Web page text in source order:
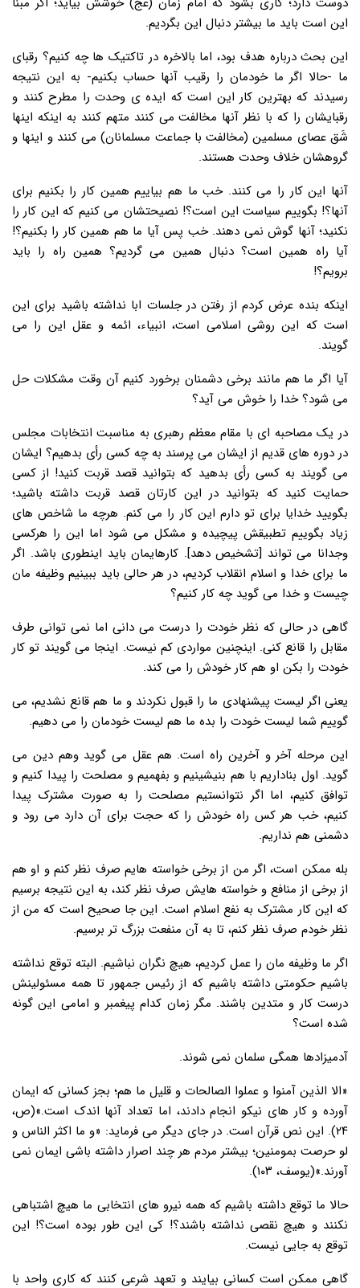
این است باید ما بیشتر دنبال این بگردیم.
این بحث درباره هدف بود، اما بالاخره در تاکتیک ها چه کنیم؟ رقبای
ما -حالا اگر ما خودمان را رقیب آنها حساب بکنیم- به این نتیجه
رسیدند که بهترین کار این است که ایده ی وحدت را مطرح کنند و
رقبایشان را که با نظر آنها مخالفت می کنند متهم کنند به اینکه اینها
شَق عصای مسلمین (مخالفت با جماعت مسلمانان) می کنند و اینها و
گروهشان خلاف وحدت هستند.
آنها این کار را می کنند. خب ما هم بیاییم همین کار را بکنیم برای
آنها؟! بگوییم سیاست این است؟! نصیحتشان می کنیم که این کار را
نکنید؛ آنها گوش نمی دهند. خب پس آیا ما هم همین کار را بکنیم؟!
آیا راه همین است؟ دنبال همین می گردیم؟ همین راه را باید
برویم؟!
اینکه بنده عرض کردم از رفتن در جلسات ابا نداشته باشید برای این
است که این روشی اسلامی است، انبیاء، ائمه و عقل این را می
گویند.
آیا اگر ما هم مانند برخی دشمنان برخورد کنیم آن وقت مشکلات حل
می شود؟ خدا را خوش می آید؟
در یک مصاحبه ای با مقام معظم رهبری به مناسبت انتخابات مجلس
در دوره های قدیم از ایشان می پرسند به چه کسی رأی بدهیم؟ ایشان
می گویند به کسی رأی بدهید که بتوانید قصد قربت کنید! از کسی
حمایت کنید که بتوانید در این کارتان قصد قربت داشته باشید؛
بگویید خدایا برای تو دارم این کار را می کنم. هرچه ما شاخص های
زیاد بگوییم تطبیقش پیچیده و مشکل می شود اما این را هرکسی
وجدانا می تواند [تشخیص دهد]. کارهایمان باید اینطوری باشد. اگر
ما برای خدا و اسلام انقلاب کردیم، در هر حالی باید ببینیم وظیفه مان
چیست و خدا می گوید چه کار کنیم؟
گاهی در حالی که نظر خودت را درست می دانی اما نمی توانی طرف
مقابل را قانع کنی. اینچنین مواردی کم نیست. اینجا می گویند تو کار
خودت را بکن او هم کار خودش را می کند.
یعنی اگر لیست پیشنهادی ما را قبول نکردند و ما هم قانع نشدیم، می
گوییم شما لیست خودت را بده ما هم لیست خودمان را می دهیم.
این مرحله آخر و آخرین راه است. هم عقل می گوید وهم دین می
گوید. اول بناداریم با هم بنیشینیم و بفهمیم و مصلحت را پیدا کنیم و
توافق کنیم، اما اگر نتوانستیم مصلحت را به صورت مشترک پیدا
کنیم، خب هر کس راه خودش را که حجت برای آن دارد می رود و
دشمنی هم نداریم.
بله ممکن است، اگر من از برخی خواسته هایم صرف نظر کنم و او هم
از برخی از منافع و خواسته هایش صرف نظر کند، به این نتیجه برسیم
که این کار مشترک به نفع اسلام است. این جا صحیح است که من از
نظر خودم صرف نظر کنم، تا به آن منفعت بزرگ تر برسیم.
اگر ما وظیفه مان را عمل کردیم، هیچ نگران نباشیم. البته توقع نداشته
باشیم حکومتی داشته باشیم که از رئیس جمهور تا همه مسئولینش
درست کار و متدین باشند. مگر زمان کدام پیغمبر و امامی این گونه
شده است؟
آدمیزادها همگی سلمان نمی شوند.
«الا الذین آمنوا و عملوا الصالحات و قلیل ما هم؛ بجز کسانی که ایمان
آورده و کار های نیکو انجام دادند، اما تعداد آنها اندک است.»(ص،
۲۴). این نص قرآن است. در جای دیگر می فرماید: «و ما اکثر الناس و
لو حرصت بمومنین؛ بیشتر مردم هر چند اصرار داشته باشی ایمان نمی
آورند.»(یوسف، ۱۰۳).
حالا ما توقع داشته باشیم که همه نیرو های انتخابی ما هیچ اشتباهی
نکنند و هیچ نقصی نداشته باشند؟! کی این طور بوده است؟! این
توقع به جایی نیست.
گاهی ممکن است کسانی بیایند و تعهد شرعی کنند که کاری واحد با